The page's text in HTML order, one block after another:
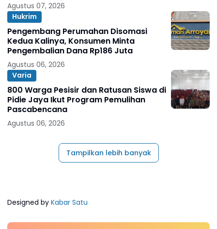
Agustus 07, 2026
Hukrim
Pengembang Perumahan Disomasi
Kedua Kalinya, Konsumen Minta
Pengembalian Dana Rp186 Juta
Agustus 06, 2026
Varia
800 Warga Pesisir dan Ratusan Siswa di
Pidie Jaya Ikut Program Pemulihan
Pascabencana
Agustus 06, 2026
Tampilkan lebih banyak
Designed by Kabar Satu